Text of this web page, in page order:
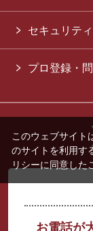
セキュリティ
プロ登録・
お電話が
このウェブサイト
のサイトを利用す
リシーに同意した